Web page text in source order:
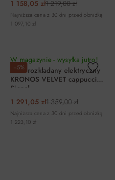
1 158,05 zł1 219,00 zł
Najniższa cena z 30 dni przed obniżką:
1 097,10 zł
−5%
W magazynie - wysyłka jutro!
Fotel rozkładany elektryczny
KRONOS VELVET cappuccino
Signal
1 291,05 zł1 359,00 zł
Najniższa cena z 30 dni przed obniżką:
1 223,10 zł